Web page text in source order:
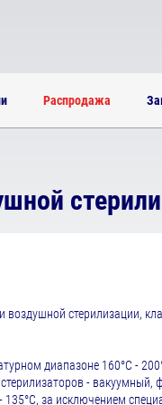
Распродажа
стерилизации,
диапазоне 160°С -
- вакуумный,
за исключением